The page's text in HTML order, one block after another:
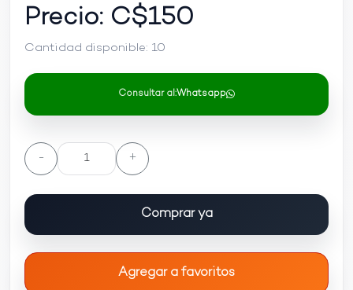
Precio: C$150
Cantidad disponible: 10
Consultar al:Whatsapp
- +
Comprar ya
Agregar a favoritos